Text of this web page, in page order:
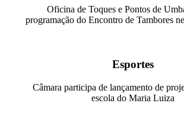
Oficina de Toques e Pontos de
programação do Encontro de Tambores
Esportes
Câmara participa de lançamento de
escola do Maria Luiza